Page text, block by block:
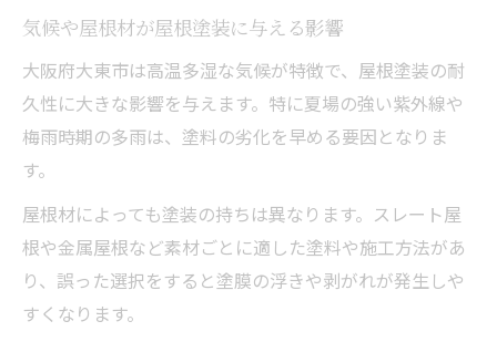
屋根塗装による雨漏り防止策を徹底解説
台風や豪雨に備える屋根塗装の知識
気温差対応の屋根塗装で住まいを守る
メンテナンス次第で伸びる屋根塗装の寿命
屋根塗装の寿命を延ばす手入れのコツ
メンテナンスのタイミングを見極める秘訣
屋根塗装後のトラブルを予防するチェック
屋根塗装の保証内容は確認すべきポイント
気候や屋根材が屋根塗装に与える影響
大阪府大東市は高温多湿な気候が特徴で、屋根塗装の耐
久性に大きな影響を与えます。特に夏場の強い紫外線や
梅雨時期の多雨は、塗料の劣化を早める要因となりま
す。
屋根材によっても塗装の持ちは異なります。スレート屋
根や金属屋根など素材ごとに適した塗料や施工方法があ
り、誤った選択をすると塗膜の浮きや剥がれが発生しや
すくなります。